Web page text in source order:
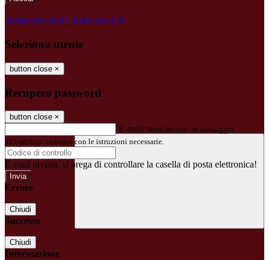
-
Entra con SPID Entra con CIE
Seleziona utente
button close ×
Recupero password
button close ×
E-mail Verrà inviato un messaggio
all'indirizzo indicato con le istruzioni necessarie.
E-mail inviata, si prega di controllare la casella di posta elettronica!
Errore
Chiudi
Successo
Chiudi
Informazione